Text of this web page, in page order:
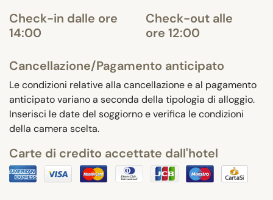
Check-in dalle ore
14:00
Check-out alle
ore 12:00
Cancellazione/Pagamento anticipato
Le condizioni relative alla cancellazione e al pagamento
anticipato variano a seconda della tipologia di alloggio.
Inserisci le date del soggiorno e verifica le condizioni
della camera scelta.
Carte di credito accettate dall'hotel